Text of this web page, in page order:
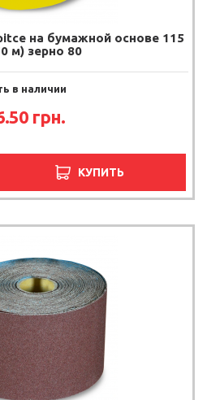
на бумажной основе 115
м) зерно 80
в наличии
грн.
КУПИТЬ